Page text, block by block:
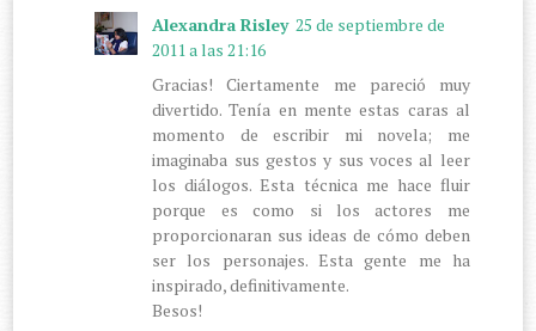
Alexandra Risley 25 de septiembre de
2011 a las 21:16
Gracias! Ciertamente me pareció muy
divertido. Tenía en mente estas caras al
momento de escribir mi novela; me
imaginaba sus gestos y sus voces al leer
los diálogos. Esta técnica me hace fluir
porque es como si los actores me
proporcionaran sus ideas de cómo deben
ser los personajes. Esta gente me ha
inspirado, definitivamente.
Besos!